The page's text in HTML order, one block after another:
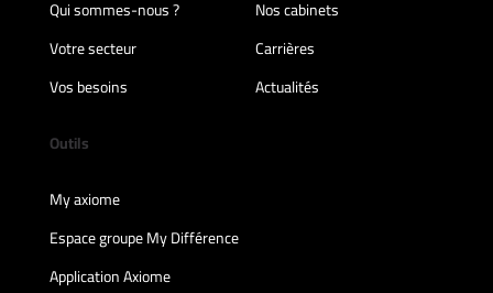
Qui sommes-nous ?
Nos cabinets
Votre secteur
Carrières
Vos besoins
Actualités
Outils
My axiome
Espace groupe My Différence
Application Axiome